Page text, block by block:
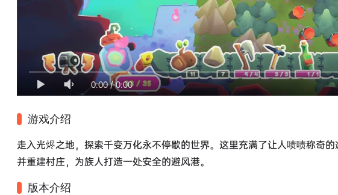
0:00/0:00
游戏介绍
走入光烬之地，探索千变万化永不停歇的世界。这里充满了让人啧啧称奇
并重建村庄，为族人打造一处安全的避风港。
版本介绍